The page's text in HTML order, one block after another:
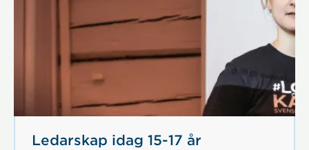
Ledarskap idag 15-17 år